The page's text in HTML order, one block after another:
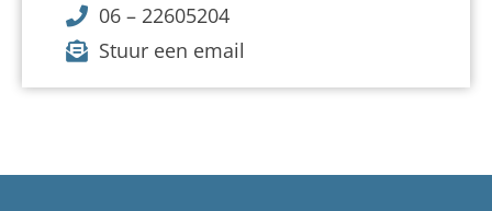
06 – 22605204
Stuur een email